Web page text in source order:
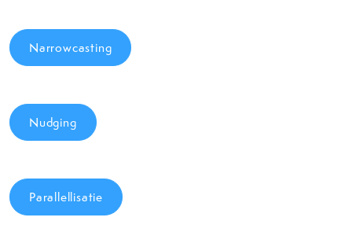
Narrowcasting
Nudging
Parallellisatie